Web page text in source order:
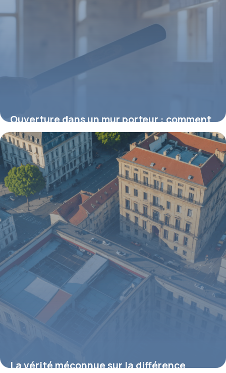
Ouverture dans un mur porteur : comment
préserver la sécurité de votre maison
5 février 2026
La vérité méconnue sur la différence